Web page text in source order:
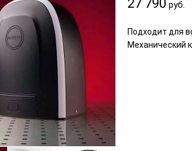
27 790 руб.
Подходит для
Механический